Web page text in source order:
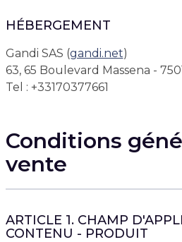
HÉBERGEMENT
Gandi SAS (gandi.net)
63, 65 Boulevard Massena -
Tel : +33170377661
Conditions
vente
ARTICLE 1. CHAMP
CONTENU - PRODUIT